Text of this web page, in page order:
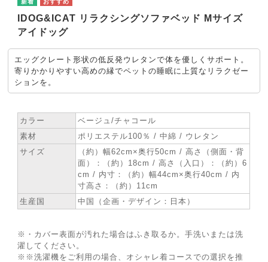
IDOG&ICAT リラクシングソファベッド Mサイズ
アイドッグ
エッグクレート形状の低反発ウレタンで体を優しくサポート。
寄りかかりやすい高めの縁でペットの睡眠に上質なリラクゼー
ションを。
カラー
ベージュ/チャコール
素材
ポリエステル100％ / 中綿 / ウレタン
サイズ
（約）幅62cm×奥行50cm / 高さ（側面・背
面）：（約）18cm / 高さ（入口）：（約）6
cm / 内寸：（約）幅44cm×奥行40cm / 内
寸高さ：（約）11cm
生産国
中国（企画・デザイン：日本）
※・カバー表面が汚れた場合はふき取るか。手洗いまたは洗
濯してください。
※※洗濯機をご利用の場合、オシャレ着コースでの選択を推